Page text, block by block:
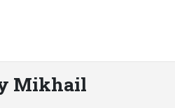
Mikhail